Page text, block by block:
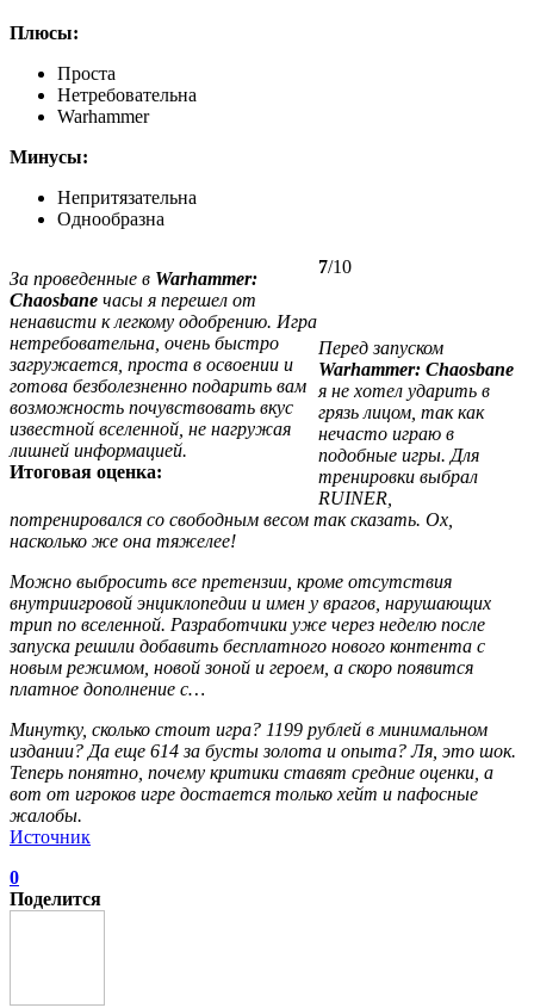
Плюсы:
Проста
Нетребовательна
Warhammer
Минусы:
Непритязательна
Однообразна
За проведенные в Warhammer:
Chaosbane часы я перешел от
ненависти к легкому одобрению. Игра
нетребовательна, очень быстро
загружается, проста в освоении и
готова безболезненно подарить вам
возможность почувствовать вкус
известной вселенной, не нагружая
лишней информацией.
Итоговая оценка:
7/10
Перед запуском
Warhammer: Chaosbane
я не хотел ударить в
грязь лицом, так как
нечасто играю в
подобные игры. Для
тренировки выбрал
RUINER,
потренировался со свободным весом так сказать. Ох,
насколько же она тяжелее!
Можно выбросить все претензии, кроме отсутствия
внутриигровой энциклопедии и имен у врагов, нарушающих
трип по вселенной. Разработчики уже через неделю после
запуска решили добавить бесплатного нового контента с
новым режимом, новой зоной и героем, а скоро появится
платное дополнение с…
Минутку, сколько стоит игра? 1199 рублей в минимальном
издании? Да еще 614 за бусты золота и опыта? Ля, это шок.
Теперь понятно, почему критики ставят средние оценки, а
вот от игроков игре достается только хейт и пафосные
жалобы.
Источник
0
Поделится